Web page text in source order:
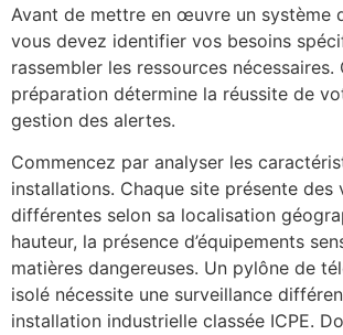
Avant de mettre en œuvre un système
vous devez identifier vos besoins
rassembler les ressources
préparation détermine la réussite de
gestion des alertes.
Commencez par analyser les
installations. Chaque site présente des
différentes selon sa localisation
hauteur, la présence d’équipements
matières dangereuses. Un pylône de
isolé nécessite une surveillance
installation industrielle classée ICPE.